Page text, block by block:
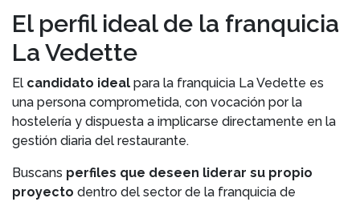
El perfil ideal de la franquicia
La Vedette
El candidato ideal para la franquicia La Vedette es
una persona comprometida, con vocación por la
hostelería y dispuesta a implicarse directamente en la
gestión diaria del restaurante.
Buscans perfiles que deseen liderar su propio
proyecto dentro del sector de la franquicia de